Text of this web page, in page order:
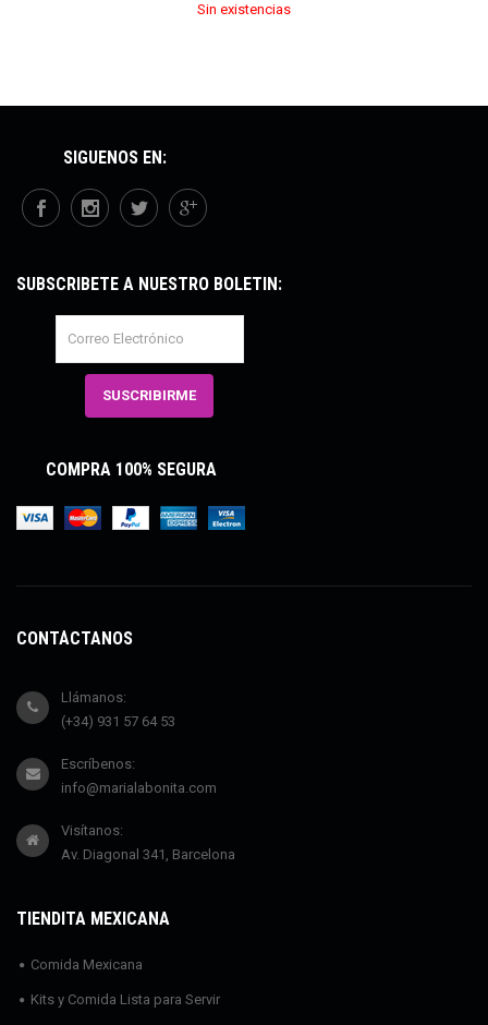
Sin existencias
SÍGUENOS EN:
SUBSCRÍBETE A NUESTRO BOLETÍN:
COMPRA 100% SEGURA
CONTÁCTANOS
Llámanos:
(+34) 931 57 64 53
Escríbenos:
info@marialabonita.com
Visítanos:
Av. Diagonal 341, Barcelona
TIENDITA MEXICANA
Comida Mexicana
Kits y Comida Lista para Servir